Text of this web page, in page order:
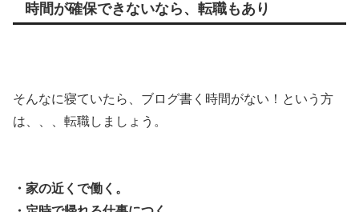
時間が確保できないなら、転職もあり
そんなに寝ていたら、ブログ書く時間がない！という方
は、、、転職しましょう。
・家の近くで働く。